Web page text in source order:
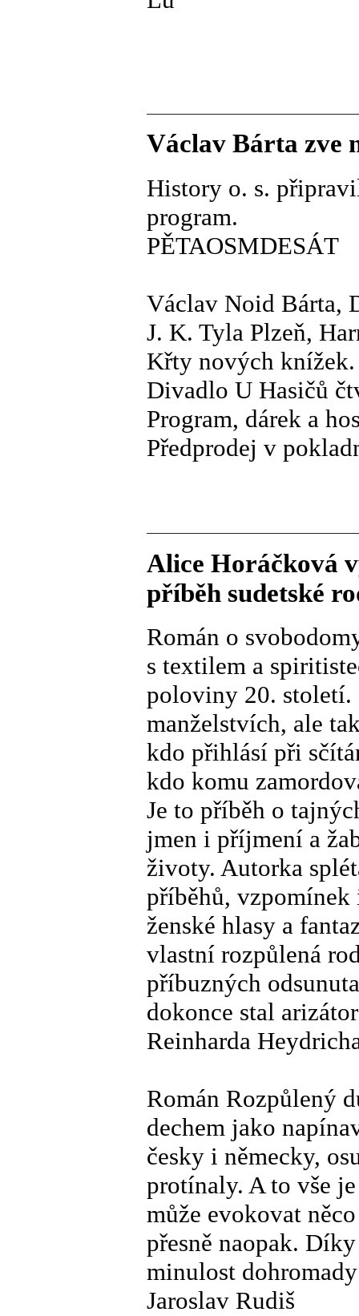
Václav Bárta zve
History o. s.
program.
PĚTAOSMDESÁT
Václav Noid Bárta,
J. K. Tyla Plzeň,
Křty nových knížek.
Divadlo U Hasičů
Program, dárek a
Předprodej v
Alice Horáčková
příběh sudetské
Román o
s textilem a
poloviny 20. století.
manželstvích, ale
kdo přihlásí při
kdo komu
Je to příběh o
jmen i příjmení a
životy. Autorka
příběhů, vzpomínek
ženské hlasy a
vlastní rozpůlená
příbuzných
dokonce stal
Reinharda
Román Rozpůlený
dechem jako
česky i německy,
protínaly. A to vše
může evokovat
přesně naopak.
minulost
Jaroslav Rudiš